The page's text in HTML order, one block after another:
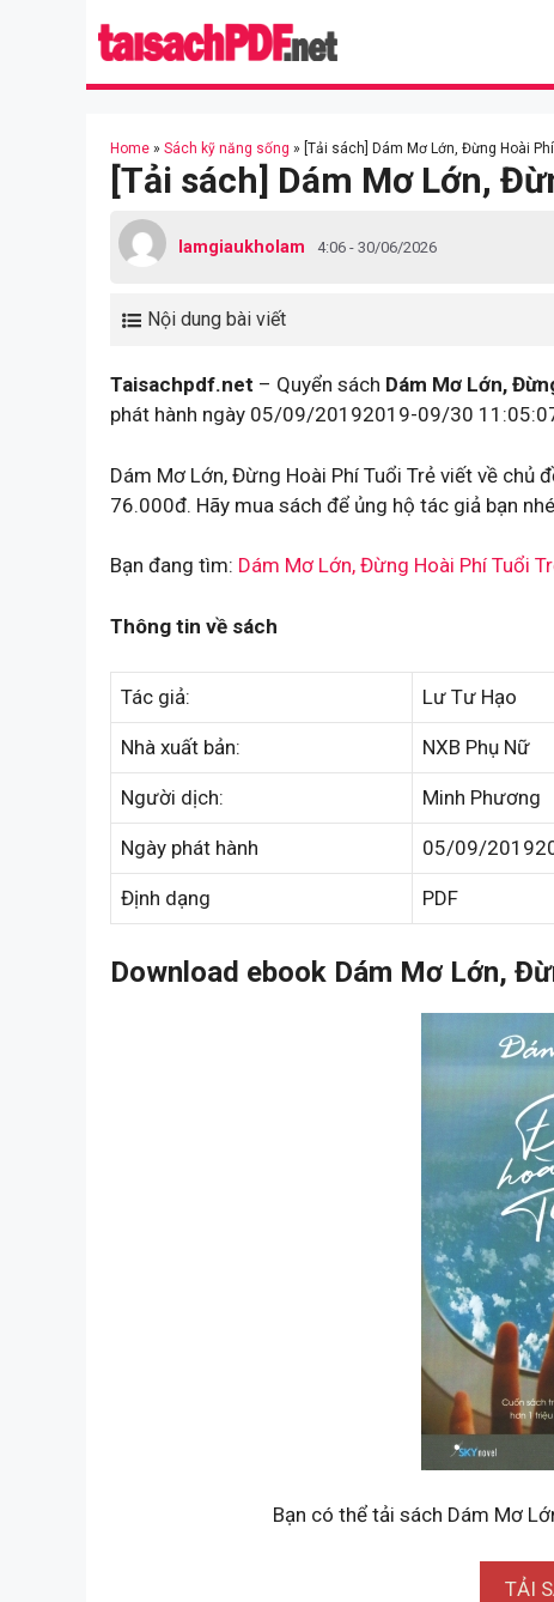
Home » Sách kỹ năng sống » [Tải sách] Dám Mơ Lớn, Đừng Hoài Phí
[Tải sách] Dám Mơ Lớn,
lamgiaukholam 4:06 - 30/06/2026
Nội dung bài viết
Taisachpdf.net – Quyển sách Dám Mơ Lớn,
phát hành ngày 05/09/20192019-09/30
Dám Mơ Lớn, Đừng Hoài Phí Tuổi Trẻ viết về chủ
76.000đ. Hãy mua sách để ủng hộ tác giả bạn
Bạn đang tìm: Dám Mơ Lớn, Đừng Hoài Phí Tuổi
Thông tin về sách
Tác giả: Lư Tư Hạo
Nhà xuất bản: NXB Phụ Nữ
Người dịch: Minh Phương
Ngày phát hành 05/09/
Định dạng PDF
Download ebook Dám Mơ Lớn,
Bạn có thể tải sách Dám Mơ
TẢI